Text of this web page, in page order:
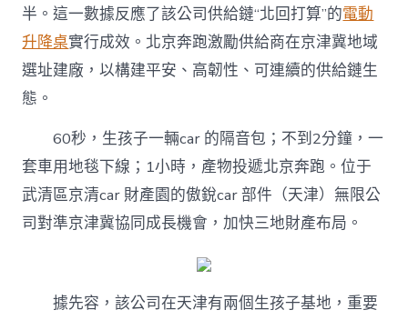
半。這一數據反應了該公司供給鏈“北回打算”的電動
升降桌實行成效。北京奔跑激勵供給商在京津冀地域
選址建廠，以構建平安、高韌性、可連續的供給鏈生
態。
60秒，生孩子一輛car 的隔音包；不到2分鐘，一
套車用地毯下線；1小時，產物投遞北京奔跑。位于
武清區京清car 財產園的傲銳car 部件（天津）無限公
司對準京津冀協同成長機會，加快三地財產布局。
據先容，該公司在天津有兩個生孩子基地，重要